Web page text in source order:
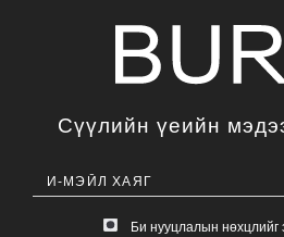
Сүүлийн үеийн
Би нууцлалын